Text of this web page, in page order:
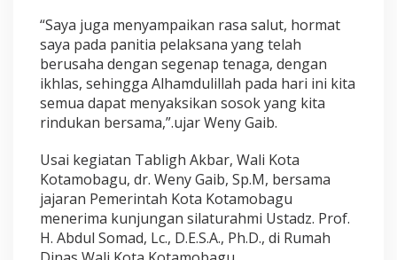
“Saya juga menyampaikan rasa salut, hormat
saya pada panitia pelaksana yang telah
berusaha dengan segenap tenaga, dengan
ikhlas, sehingga Alhamdulillah pada hari ini kita
semua dapat menyaksikan sosok yang kita
rindukan bersama,”.ujar Weny Gaib.
Usai kegiatan Tabligh Akbar, Wali Kota
Kotamobagu, dr. Weny Gaib, Sp.M, bersama
jajaran Pemerintah Kota Kotamobagu
menerima kunjungan silaturahmi Ustadz. Prof.
H. Abdul Somad, Lc., D.E.S.A., Ph.D., di Rumah